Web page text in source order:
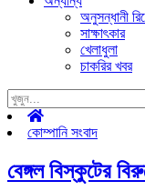
অনুসন্ধানী
সাক্ষাৎকার
খেলাধুলা
চাকরির খবর
কোম্পানি সংবাদ
বেঙ্গল বিস্কুটের